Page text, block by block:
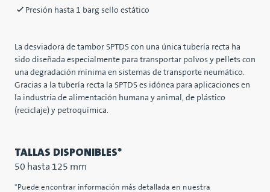
Presión hasta 1 barg sello estático
La desviadora de tambor SPTDS con una única tubería recta ha
sido diseñada especialmente para transportar polvos y pellets con
una degradación mínima en sistemas de transporte neumático.
Gracias a la tubería recta la SPTDS es idónea para aplicaciones en
la industria de alimentación humana y animal, de plástico
(reciclaje) y petroquímica.
TALLAS DISPONIBLES*
50 hasta 125 mm
*Puede encontrar información más detallada en nuestra